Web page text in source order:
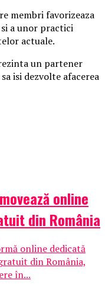
membri favorizeaza
a unor practici
actuale.
un partener
isi dezvolte afacerea
online
din România
online dedicată
din România,
în...